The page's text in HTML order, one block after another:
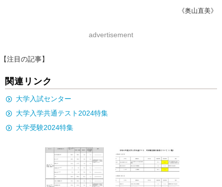
《奥山直美》
advertisement
【注目の記事】
関連リンク
大学入試センター
大学入学共通テスト2024特集
大学受験2024特集